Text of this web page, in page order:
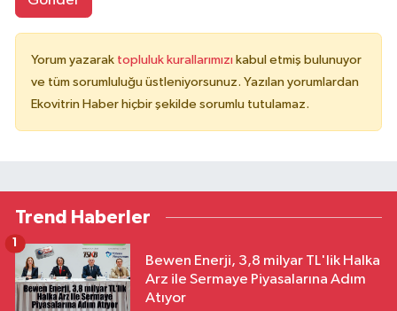
Yorum yazarak topluluk kurallarımızı kabul etmiş bulunuyor
ve tüm sorumluluğu üstleniyorsunuz. Yazılan yorumlardan
Ekovitrin Haber hiçbir şekilde sorumlu tutulamaz.
Trend Haberler
Bewen Enerji, 3,8 milyar TL'lik Halka
Arz ile Sermaye Piyasalarına Adım
Atıyor